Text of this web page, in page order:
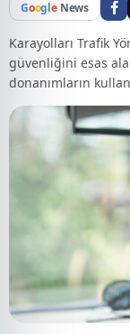
Google News
Karayolları Trafik
güvenliğini esas
donanımların